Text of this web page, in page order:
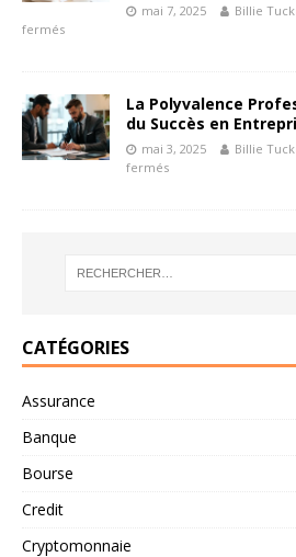
mai 7, 2025 Billie
fermés
La Polyvalence
du Succès en
mai 3, 2025 Billie
fermés
CATÉGORIES
Assurance
Banque
Bourse
Credit
Cryptomonnaie